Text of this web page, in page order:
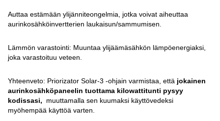
Auttaa estämään ylijänniteongelmia, jotka voivat aiheuttaa
aurinkosähköinvertterien laukaisun/sammumisen.
Lämmön varastointi: Muuntaa ylijäämäsähkön lämpöenergiaksi,
joka varastoituu veteen.
Yhteenveto: Priorizator Solar-3 -ohjain varmistaa, että jokainen
aurinkosähköpaneelin tuottama kilowattitunti pysyy
kodissasi, muuttamalla sen kuumaksi käyttövedeksi
myöhempää käyttöä varten.